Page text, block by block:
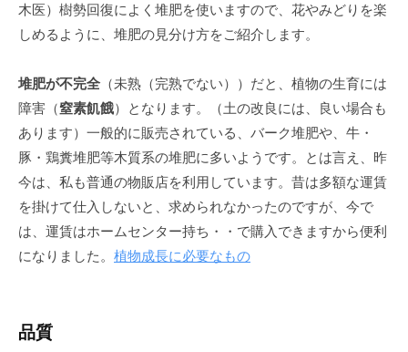
木医）樹勢回復によく堆肥を使いますので、花やみどりを楽
しめるように、堆肥の見分け方をご紹介します。
堆肥が不完全 （未熟（完熟でない））だと、植物の生育には
障害（窒素飢餓）となります。（土の改良には、良い場合も
あります）一般的に販売されている、バーク堆肥や、牛・
豚・鶏糞堆肥等木質系の堆肥に多いようです。とは言え、昨
今は、私も普通の物販店を利用しています。昔は多額な運賃
を掛けて仕入しないと、求められなかったのですが、今で
は、運賃はホームセンター持ち・・で購入できますから便利
になりました。 植物成長に必要なもの
品質